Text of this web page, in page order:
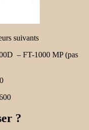
suivants
– FT-1000 MP (pas
?